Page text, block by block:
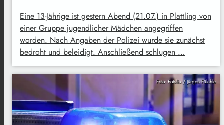
Eine 13-Jährige ist gestern Abend (21.07.) in Plattling von
einer Gruppe jugendlicher Mädchen angegriffen
worden. Nach Angaben der Polizei wurde sie zunächst
bedroht und beleidigt. Anschließend schlugen …
Foto: Fotolia / Jürgen Fälchle